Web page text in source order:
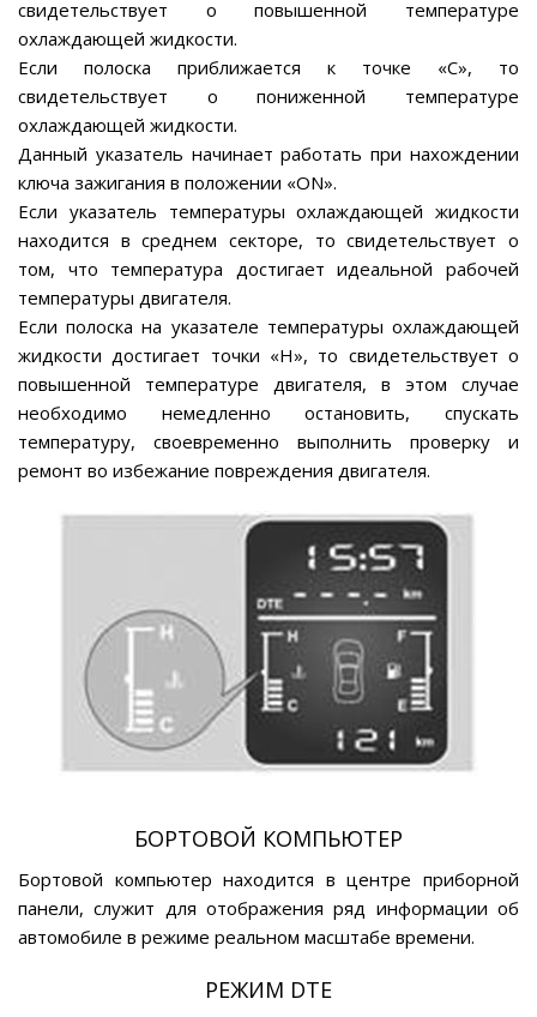
свидетельствует о повышенной температуре
охлаждающей жидкости.
Если полоска приближается к точке «С», то
свидетельствует о пониженной температуре
охлаждающей жидкости.
Данный указатель начинает работать при нахождении
ключа зажигания в положении «ON».
Если указатель температуры охлаждающей жидкости
находится в среднем секторе, то свидетельствует о
том, что температура достигает идеальной рабочей
температуры двигателя.
Если полоска на указателе температуры охлаждающей
жидкости достигает точки «Н», то свидетельствует о
повышенной температуре двигателя, в этом случае
необходимо немедленно остановить, спускать
температуру, своевременно выполнить проверку и
ремонт во избежание повреждения двигателя.
БОРТОВОЙ КОМПЬЮТЕР
Бортовой компьютер находится в центре приборной
панели, служит для отображения ряд информации об
автомобиле в режиме реальном масштабе времени.
РЕЖИМ DТЕ